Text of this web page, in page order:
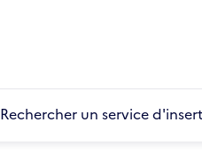
Rechercher un service